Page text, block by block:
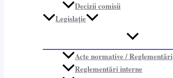
Decizii comisii
Legislație
Acte normative / Reglementări
Reglementări interne